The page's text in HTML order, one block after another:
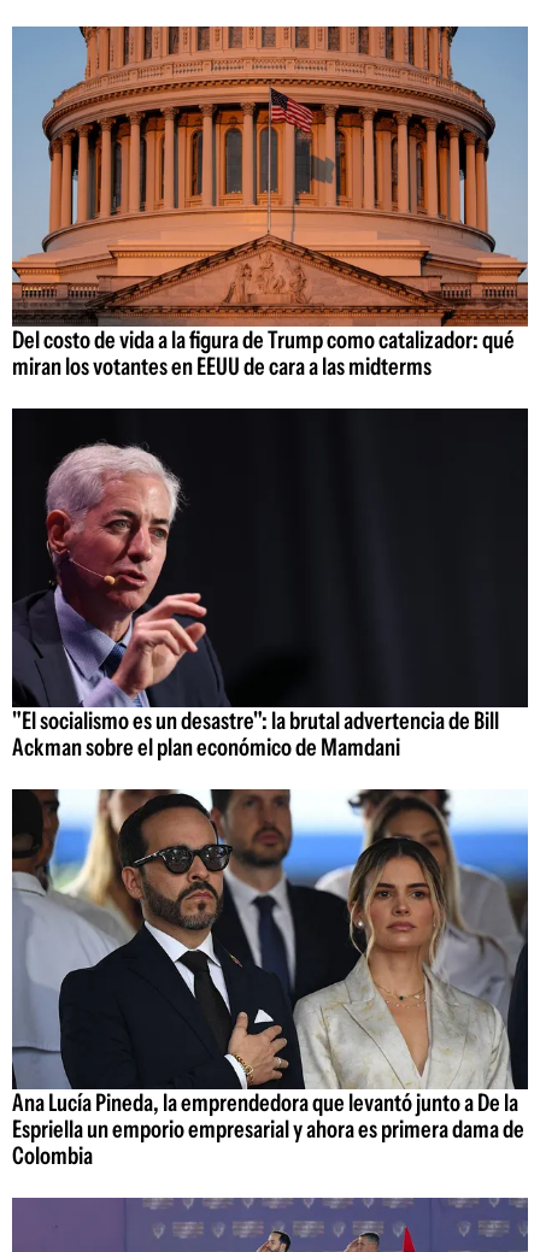
Del costo de vida a la figura de Trump como catalizador: qué
miran los votantes en EEUU de cara a las midterms
"El socialismo es un desastre": la brutal advertencia de Bill
Ackman sobre el plan económico de Mamdani
Ana Lucía Pineda, la emprendedora que levantó junto a De la
Espriella un emporio empresarial y ahora es primera dama de
Colombia